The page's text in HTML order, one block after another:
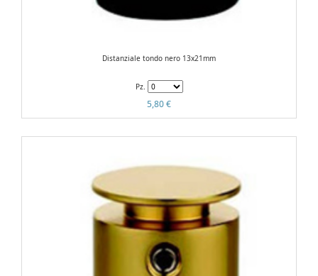
Distanziale tondo nero 13x21mm
Pz.
5,80 €